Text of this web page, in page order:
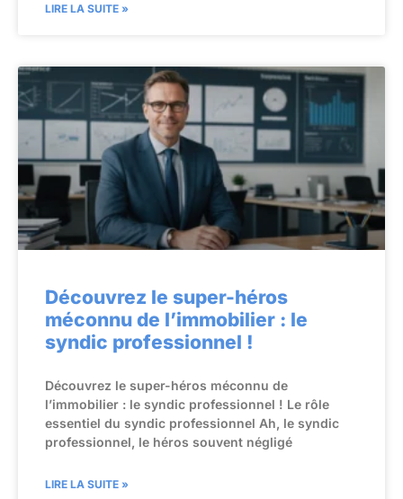
LIRE LA SUITE »
Découvrez le super-héros
méconnu de l’immobilier : le
syndic professionnel !
Découvrez le super-héros méconnu de
l’immobilier : le syndic professionnel ! Le rôle
essentiel du syndic professionnel Ah, le syndic
professionnel, le héros souvent négligé
LIRE LA SUITE »